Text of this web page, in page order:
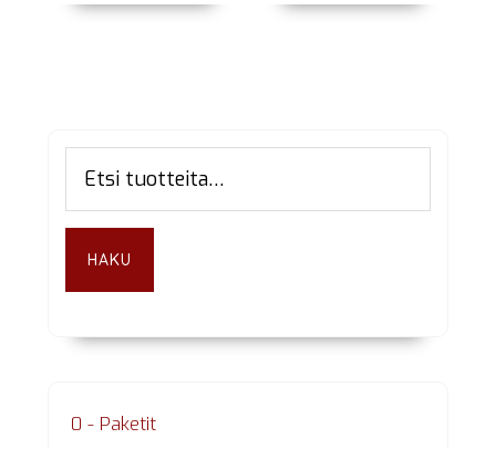
Ensisijainen
sivupalkki
HAKU
0 - Paketit